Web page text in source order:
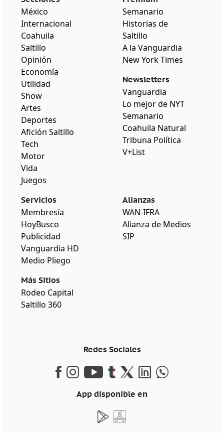
México
Internacional
Coahuila
Saltillo
Opinión
Economía
Utilidad
Show
Artes
Deportes
Afición Saltillo
Tech
Motor
Vida
Juegos
Semanario
Historias de
Saltillo
A la Vanguardia
New York Times
Newsletters
Vanguardia
Lo mejor de NYT
Semanario
Coahuila Natural
Tribuna Política
V+List
Servicios
Membresía
HoyBusco
Publicidad
Vanguardia HD
Medio Pliego
Más Sitios
Rodeo Capital
Saltillo 360
Alianzas
WAN-IFRA
Alianza de Medios
SIP
Redes Sociales
App disponible en